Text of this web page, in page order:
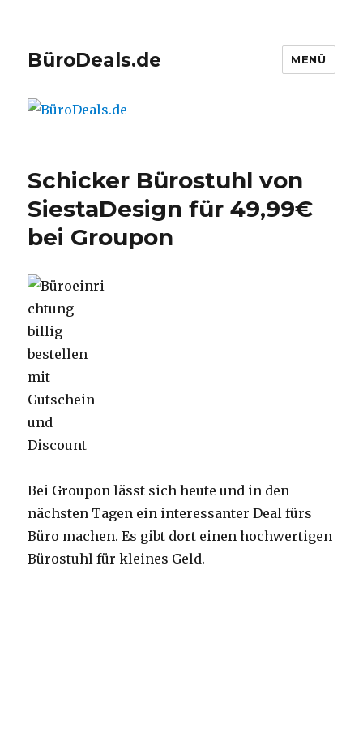
BüroDeals.de MENÜ
Schicker Bürostuhl von
SiestaDesign für 49,99€
bei Groupon
Bei Groupon lässt sich heute und in den
nächsten Tagen ein interessanter Deal fürs
Büro machen. Es gibt dort einen hochwertigen
Bürostuhl für kleines Geld.